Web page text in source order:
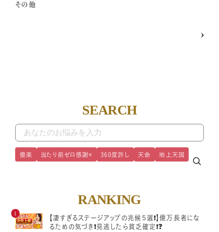
その他
SEARCH
億楽 当たり前ゼロ感謝® 360度許し 天命 地上天国
RANKING
【凄すぎるステージアップの兆候５選❗️】億万長者にな
るための気づき❗️見逃したら貧乏確定❗️❓